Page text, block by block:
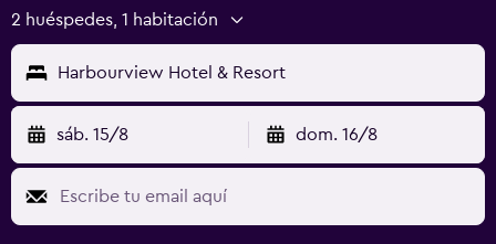
2 huéspedes, 1 habitación
Harbourview Hotel & Resort
sáb. 15/8 dom. 16/8